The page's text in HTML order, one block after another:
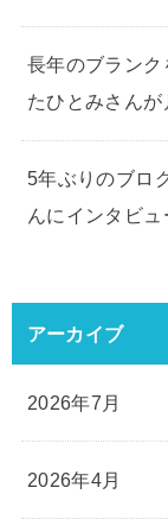
長年のブラン
たひとみさんが
5年ぶりのブロ
んにインタビュ
アーカイブ
2026年7月
2026年4月